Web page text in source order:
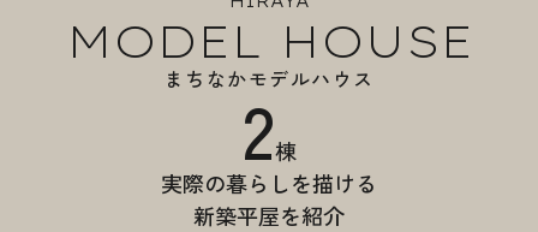
MODEL HOUSE
まちなかモデルハウス
2棟
実際の暮らしを描ける
新築平屋を紹介